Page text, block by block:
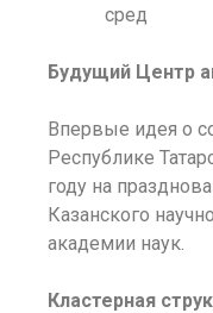
сред
Будущий Центр
Впервые идея о
Республике
году на
Казанского
академии наук.
Кластерная